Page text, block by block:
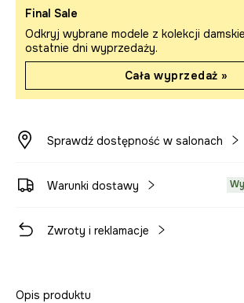
Final Sale
Odkryj wybrane modele z kolekcji
ostatnie dni wyprzedaży.
Cała wyprzedaż »
Sprawdź dostępność w salonach
Warunki dostawy
Zwroty i reklamacje
Opis produktu